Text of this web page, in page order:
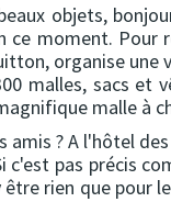
objets,
ce moment. Pour
organise
malles, sacs et
malle à
amis ? A l'hôtel
c'est pas précis
rien que pour